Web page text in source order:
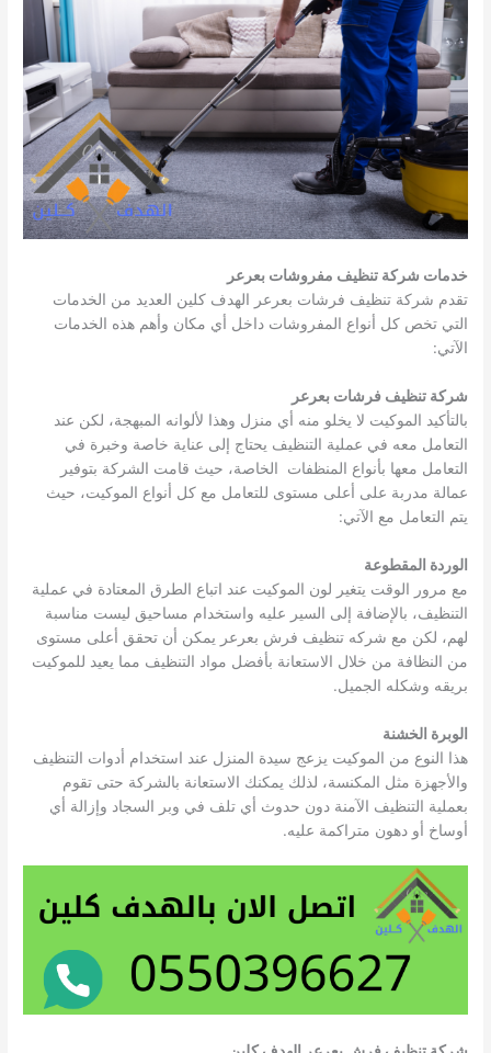
خدمات شركة تنظيف مفروشات بعرعر
تقدم شركة تنظيف فرشات بعرعر الهدف كلين العديد من الخدمات
التي تخص كل أنواع المفروشات داخل أي مكان وأهم هذه الخدمات
الآتي:
شركة تنظيف فرشات بعرعر
بالتأكيد الموكيت لا يخلو منه أي منزل وهذا لألوانه المبهجة، لكن عند
التعامل معه في عملية التنظيف يحتاج إلى عناية خاصة وخبرة في
التعامل معها بأنواع المنظفات الخاصة، حيث قامت الشركة بتوفير
عمالة مدربة على أعلى مستوى للتعامل مع كل أنواع الموكيت، حيث
يتم التعامل مع الآتي:
الوردة المقطوعة
مع مرور الوقت يتغير لون الموكيت عند اتباع الطرق المعتادة في عملية
التنظيف، بالإضافة إلى السير عليه واستخدام مساحيق ليست مناسبة
لهم، لكن مع شركه تنظيف فرش بعرعر يمكن أن تحقق أعلى مستوى
من النظافة من خلال الاستعانة بأفضل مواد التنظيف مما يعيد للموكيت
بريقه وشكله الجميل.
الوبرة الخشنة
هذا النوع من الموكيت يزعج سيدة المنزل عند استخدام أدوات التنظيف
والأجهزة مثل المكنسة، لذلك يمكنك الاستعانة بالشركة حتى تقوم
بعملية التنظيف الآمنة دون حدوث أي تلف في وبر السجاد وإزالة أي
أوساخ أو دهون متراكمة عليه.